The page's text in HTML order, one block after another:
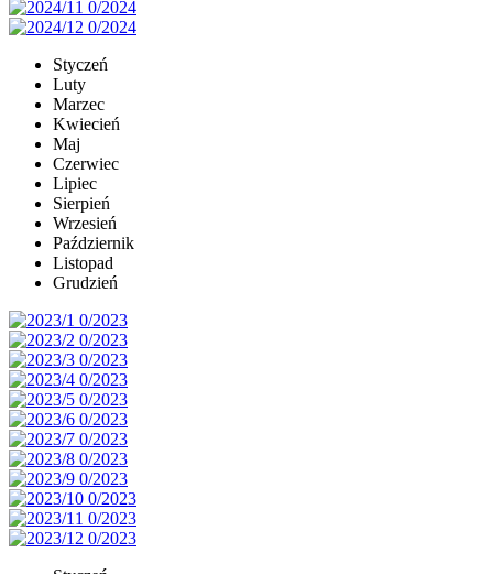
Styczeń
Luty
Marzec
Kwiecień
Maj
Czerwiec
Lipiec
Sierpień
Wrzesień
Październik
Listopad
Grudzień